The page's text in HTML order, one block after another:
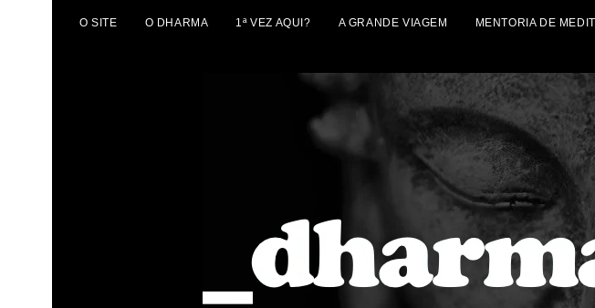
O SITE O DHARMA 1ª VEZ AQUI? A GRANDE VIAGEM MENTORIA DE